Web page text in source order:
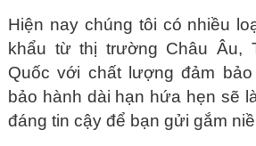
Hiện nay chúng tôi có nhiều
khẩu từ thị trường Châu Âu,
Quốc với chất lượng đảm
bảo hành dài hạn hứa hẹn sẽ
đáng tin cậy để bạn gửi gắm